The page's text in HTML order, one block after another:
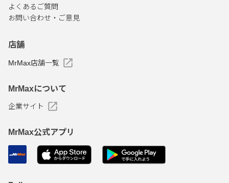
よくあるご質問
お問い合わせ・ご意見
店舗
MrMax店舗一覧
MrMaxについて
企業サイト
MrMax公式アプリ